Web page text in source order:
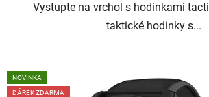
Vystupte na vrchol s hodinkami
taktické hodinky s...
NOVINKA
DÁREK ZDARMA